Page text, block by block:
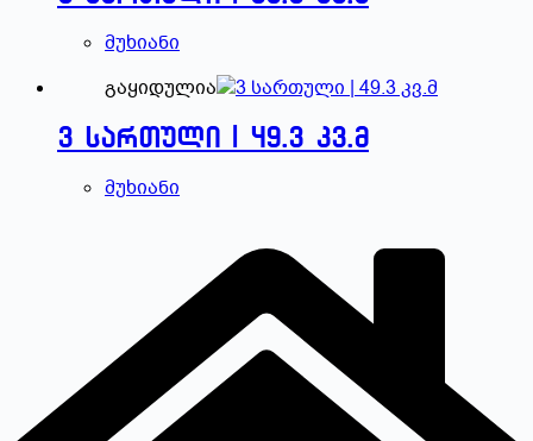
მუხიანი
გაყიდულია
3 სართული | 49.3 კვ.მ
მუხიანი